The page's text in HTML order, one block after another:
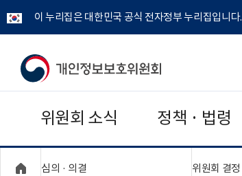
이 누리집은 대한민국 공식 전자정부 누리집입니다.
개
보
위원회 소식 정책 · 법령
심의 · 의결 위원회 결정